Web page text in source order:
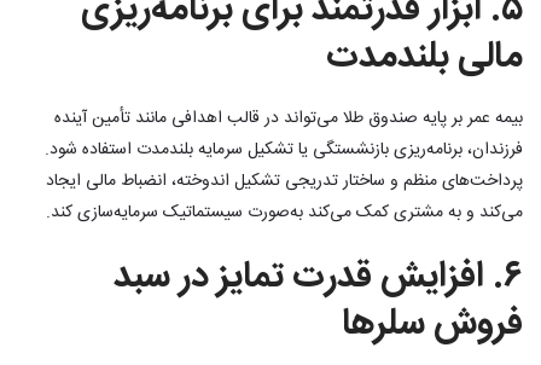
مالی بلندمدت
بیمه عمر بر پایه صندوق طلا می‌تواند در قالب اهدافی مانند تأمین آینده
فرزندان، برنامه‌ریزی بازنشستگی یا تشکیل سرمایه بلندمدت استفاده شود.
پرداخت‌های منظم و ساختار تدریجی تشکیل اندوخته، انضباط مالی ایجاد
می‌کند و به مشتری کمک می‌کند به‌صورت سیستماتیک سرمایه‌سازی کند.
۶. افزایش قدرت تمایز در سبد
فروش سلرها